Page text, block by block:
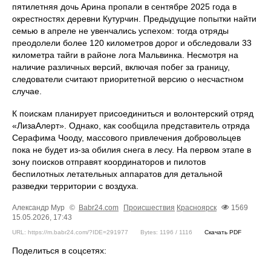
пятилетняя дочь Арина пропали в сентябре 2025 года в
окрестностях деревни Кутурчин. Предыдущие попытки найти
семью в апреле не увенчались успехом: тогда отряды
преодолели более 120 километров дорог и обследовали 33
километра тайги в районе лога Мальвинка. Несмотря на
наличие различных версий, включая побег за границу,
следователи считают приоритетной версию о несчастном
случае.
К поискам планирует присоединиться и волонтерский отряд
«ЛизаАлерт». Однако, как сообщила представитель отряда
Серафима Чооду, массового привлечения добровольцев
пока не будет из-за обилия снега в лесу. На первом этапе в
зону поисков отправят координаторов и пилотов
беспилотных летательных аппаратов для детальной
разведки территории с воздуха.
Александр Мур © Babr24.com Происшествия Красноярск
1569
15.05.2026, 17:43
URL: https://m.babr24.com/?IDE=291977 Bytes: 1196 / 1116 Скачать PDF
Поделиться в соцсетях: